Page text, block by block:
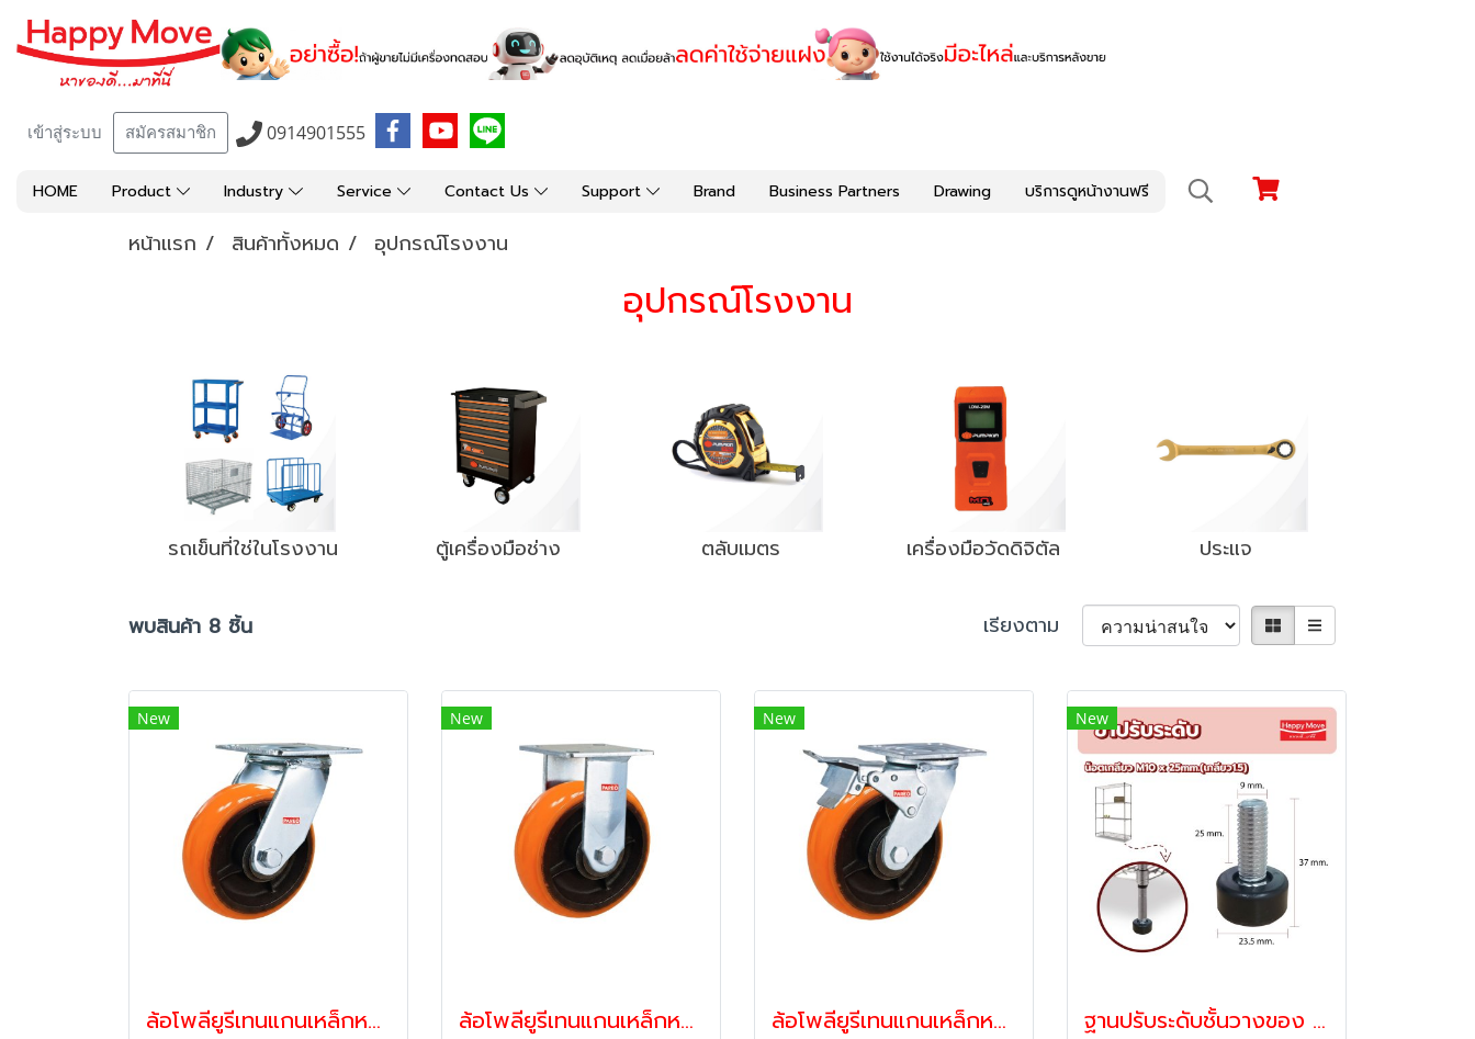
เข้าสู่ระบบ สมัครสมาชิก 0914901555
HOME Product Industry Service Contact Us Support Brand Business Partners Drawing บริการดูหน้างานฟรี
หน้าแรก สินค้าทั้งหมด อุปกรณ์โรงงาน
อุปกรณ์โรงงาน
รถเข็นที่ใช่ในโรงงาน ตู้เครื่องมือช่าง ตลับเมตร เครื่องมือวัดดิจิตัล ประแจ
พบสินค้า 8 ชิ้น เรียงตาม
New
ล้อโพลียูรีเทนแกนเหล็กหน้าโค้ง 2 นิ้ว แป้นหมุน รับน้ำหนัก 350-1050 กก. | ลูกล้ออุตสาหกรรมหนัก Heavy Duty รุ่น Max PAREO
New
ล้อโพลียูรีเทนแกนเหล็กหน้าโค้ง 2 นิ้ว แป้นตาย รับน้ำหนัก 350-1050 กก. | ล้ออุตสาหกรรมหนัก Heavy Duty รุ่น Max PAREO
New
ล้อโพลียูรีเทนแกนเหล็กหน้าโค้ง 2 นิ้ว แป้นเบรก รับน้ำหนัก 350-1050 กก. | ลูกล้ออุตสาหกรรมหนัก Heavy Duty รุ่น Max PAREO
New
ฐานปรับระดับชั้นวางของ สกรูM10x25mm. สกรูปรับระดับ ชุดขาปรับระดับ ตัวปรับระดับเฟอร์นิเจอร์ เกลียวปรับระดับ (4ตัว)